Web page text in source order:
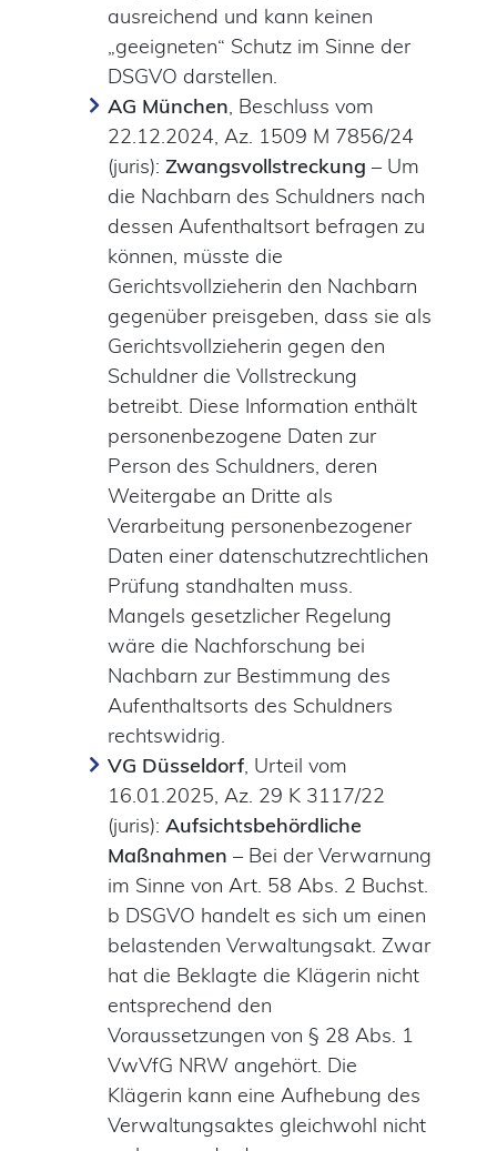
ausreichend und kann keinen
„geeigneten“ Schutz im Sinne der
DSGVO darstellen.
AG München, Beschluss vom
22.12.2024, Az. 1509 M 7856/24
(juris): Zwangsvollstreckung – Um
die Nachbarn des Schuldners nach
dessen Aufenthaltsort befragen zu
können, müsste die
Gerichtsvollzieherin den Nachbarn
gegenüber preisgeben, dass sie als
Gerichtsvollzieherin gegen den
Schuldner die Vollstreckung
betreibt. Diese Information enthält
personenbezogene Daten zur
Person des Schuldners, deren
Weitergabe an Dritte als
Verarbeitung personenbezogener
Daten einer datenschutzrechtlichen
Prüfung standhalten muss.
Mangels gesetzlicher Regelung
wäre die Nachforschung bei
Nachbarn zur Bestimmung des
Aufenthaltsorts des Schuldners
rechtswidrig.
VG Düsseldorf, Urteil vom
16.01.2025, Az. 29 K 3117/22
(juris): Aufsichtsbehördliche
Maßnahmen – Bei der Verwarnung
im Sinne von Art. 58 Abs. 2 Buchst.
b DSGVO handelt es sich um einen
belastenden Verwaltungsakt. Zwar
hat die Beklagte die Klägerin nicht
entsprechend den
Voraussetzungen von § 28 Abs. 1
VwVfG NRW angehört. Die
Klägerin kann eine Aufhebung des
Verwaltungsaktes gleichwohl nicht